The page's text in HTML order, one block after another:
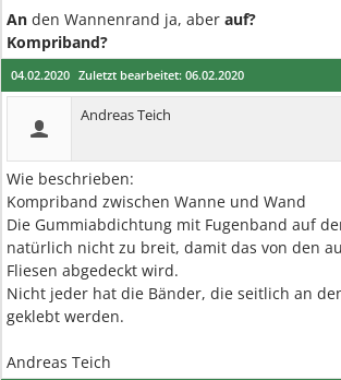
An den Wannenrand ja, aber auf?
Kompriband?
04.02.2020 Zuletzt bearbeitet: 06.02.2020
Andreas Teich
Wie beschrieben:
Kompriband zwischen Wanne und Wand
Die Gummiabdichtung mit Fugenband auf
natürlich nicht zu breit, damit das von den
Fliesen abgedeckt wird.
Nicht jeder hat die Bänder, die seitlich an
geklebt werden.
Andreas Teich